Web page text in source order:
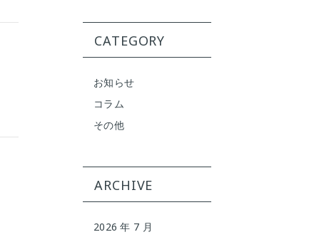
CATEGORY
お知らせ
コラム
その他
ARCHIVE
2026 年 7 月